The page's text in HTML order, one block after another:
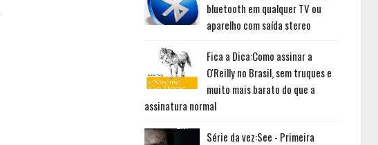
bluetooth em qualquer TV ou
aparelho com saída stereo
Fica a Dica:Como assinar a
O'Reilly no Brasil, sem truques e
muito mais barato do que a
assinatura normal
Série da vez:See - Primeira